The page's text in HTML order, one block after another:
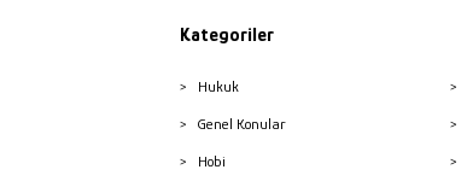
Kategoriler
Hukuk
Genel Konular
Hobi